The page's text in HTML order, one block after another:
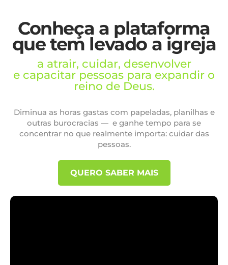
Conheça a plataforma
que tem levado a igreja
a atrair, cuidar, desenvolver
e capacitar pessoas para expandir o
reino de Deus.
Diminua as horas gastas com papeladas, planilhas e
outras burocracias — e ganhe tempo para se
concentrar no que realmente importa: cuidar das
pessoas.
QUERO SABER MAIS